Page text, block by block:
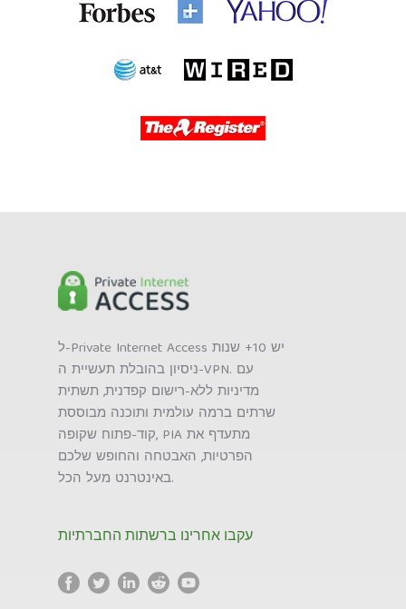
ל-Private Internet Access יש 10+ שנות
ניסיון בהובלת תעשיית ה-VPN. עם
מדיניות ללא-רישום קפדנית, תשתית
שרתים ברמה עולמית ותוכנה מבוססת
קוד-פתוח שקופה, PIA מתעדף את
הפרטיות, האבטחה והחופש שלכם
באינטרנט מעל הכל.
עקבו אחרינו ברשתות החברתיות